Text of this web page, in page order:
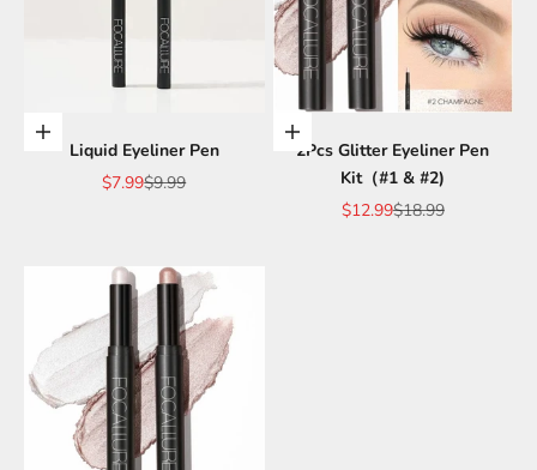
Aggiungi al carrello
Liquid Eyeliner Pen
Prezzo scontato
$7.99Prezzo
$9.99
Aggiungi al carrello
2Pcs Glitter Eyeliner Pen
Kit（#1 & #2)
Prezzo scontato
$12.99Prezzo
$18.99